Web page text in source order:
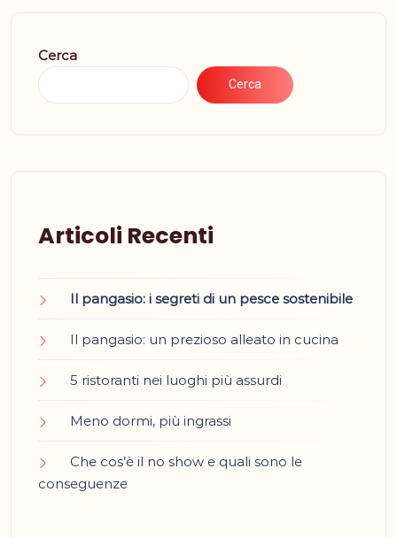
Cerca
Cerca
Articoli Recenti
Il pangasio: i segreti di un pesce sostenibile
Il pangasio: un prezioso alleato in cucina
5 ristoranti nei luoghi più assurdi
Meno dormi, più ingrassi
Che cos’è il no show e quali sono le
conseguenze